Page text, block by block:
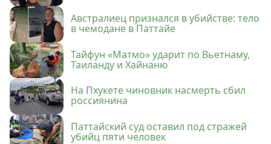
Австралиец признался в убийстве: тело
в чемодане в Паттайе
Тайфун «Матмо» ударит по Вьетнаму,
Таиланду и Хайнаню
На Пхукете чиновник насмерть сбил
россиянина
Паттайский суд оставил под стражей
убийц пяти человек